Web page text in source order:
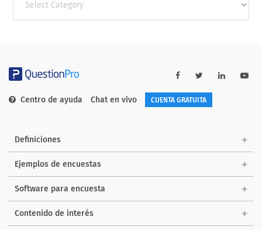
categories
Centro de ayuda Chat en vivo CUENTA GRATUITA
Definiciones
Ejemplos de encuestas
Software para encuesta
Contenido de interés